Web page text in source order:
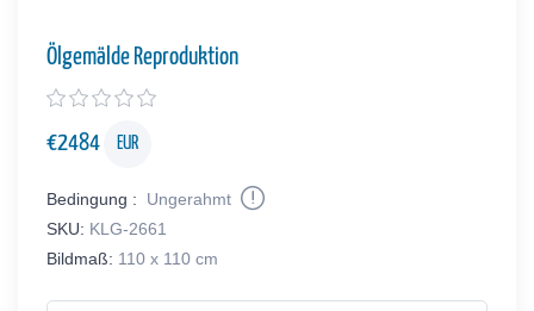
Ölgemälde Reproduktion
€2484 EUR
Bedingung :
Ungerahmt
SKU: KLG-2661
Bildmaß: 110 x 110 cm